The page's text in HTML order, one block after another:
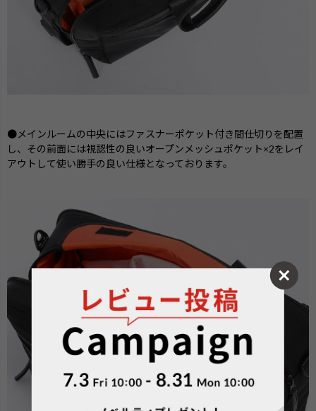
●メインルームの中央にはファスナーポケット付き間仕切りを配置
し、その前面には視認性の良いオープンメッシュポケット×2をレイ
アウトして使い勝手の良い仕様となっております。